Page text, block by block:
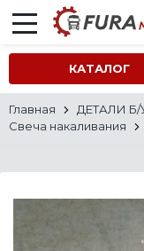
КАТАЛОГ
Главная ДЕТАЛИ Б/
Свеча накаливания